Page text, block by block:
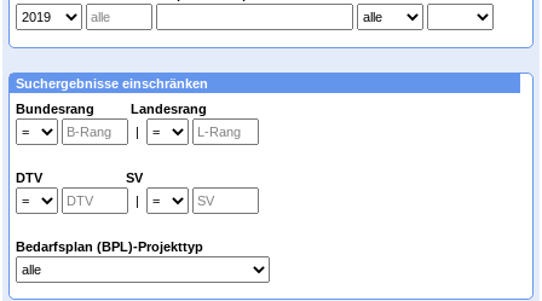
Suchergebnisse einschränken
Bundesrang Landesrang
|
DTV SV
|
Bedarfsplan (BPL)-Projekttyp